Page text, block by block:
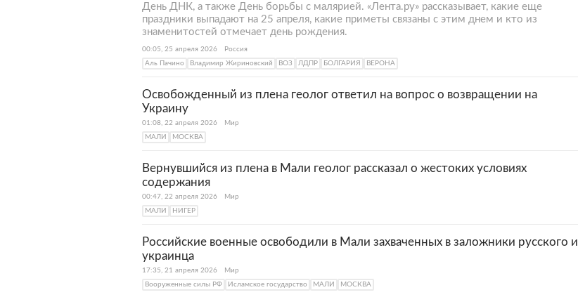
День ДНК, а также День борьбы с малярией. «Лента.ру» рассказывает, какие еще
праздники выпадают на 25 апреля, какие приметы связаны с этим днем и кто из
знаменитостей отмечает день рождения.
00:05, 25 апреля 2026
Россия
Аль Пачино
Владимир Жириновский ВОЗ ЛДПР БОЛГАРИЯ ВЕРОНА
Освобожденный из плена геолог ответил на вопрос о возвращении на
Украину
01:08, 22 апреля 2026
Мир
МАЛИ
МОСКВА
Вернувшийся из плена в Мали геолог рассказал о жестоких условиях
содержания
00:47, 22 апреля 2026
Мир
МАЛИ
НИГЕР
Российские военные освободили в Мали захваченных в заложники русского и
украинца
17:35, 21 апреля 2026
Мир
Вооруженные силы РФ
Исламское государство МАЛИ МОСКВА